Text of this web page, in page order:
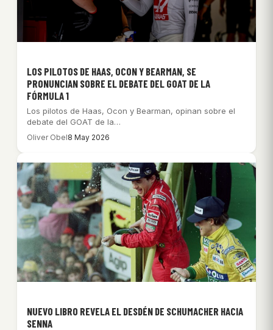
LOS PILOTOS DE HAAS, OCON Y BEARMAN, SE
PRONUNCIAN SOBRE EL DEBATE DEL GOAT DE LA
FÓRMULA 1
Los pilotos de Haas, Ocon y Bearman, opinan sobre el
debate del GOAT de la…
Oliver Obel8 May 2026
NUEVO LIBRO REVELA EL DESDÉN DE SCHUMACHER HACIA
SENNA